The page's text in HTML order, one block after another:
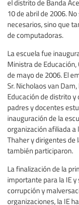
el distrito de Banda
10 de abril de 2006.
necesarios, sino que
de computadoras.
La escuela fue
Ministra de Educación,
de mayo de 2006. El
Sr. Nicholaos van
Educación de distrito y
padres y docentes
inauguración de la
organización afiliada a
Thaher y dirigentes de
también participaron.
La finalización de la
importante para la IE y
corrupción y
organizaciones, la IE